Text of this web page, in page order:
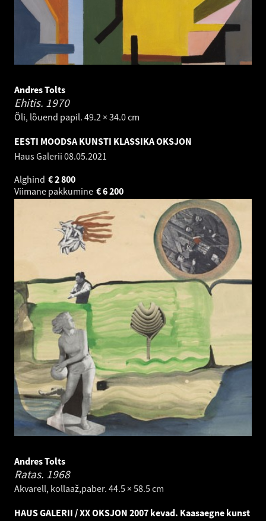
Andres Tolts
Ehitis. 1970
Õli, lõuend papil. 49.2 × 34.0 cm
EESTI MOODSA KUNSTI KLASSIKA OKSJON
Haus Galerii 08.05.2021
Alghind
2 800
€
Viimane pakkumine
6 200
€
Andres Tolts
Ratas. 1968
Akvarell, kollaaž,paber. 44.5 × 58.5 cm
HAUS GALERII / XX OKSJON 2007 kevad. Kaasaegne kunst